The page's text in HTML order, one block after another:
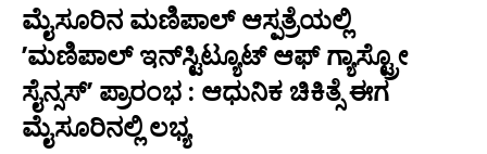
ಮೈಸೂರಿನ ಮಣಿಪಾಲ್ ಆಸ್ಪತ್ರೆಯಲ್ಲಿ
’ಮಣಿಪಾಲ್ ಇನ್‌ಸ್ಟಿಟ್ಯೂಟ್ ಆಫ್ ಗ್ಯಾಸ್ಟ್ರೋ
ಸೈನ್ಸಸ್’ ಪ್ರಾರಂಭ : ಆಧುನಿಕ ಚಿಕಿತ್ಸೆ ಈಗ
ಮೈಸೂರಿನಲ್ಲಿ ಲಭ್ಯ